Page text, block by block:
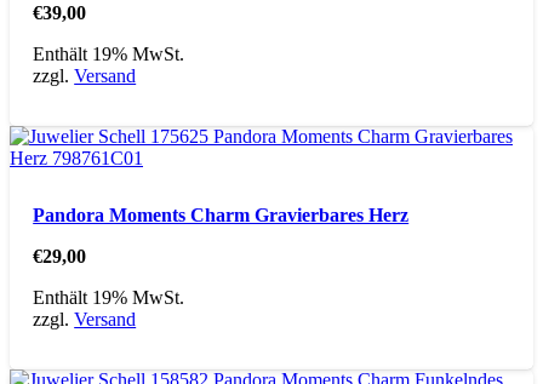
€39,00
Enthält 19% MwSt.
zzgl.Versand
Pandora Moments Charm Gravierbares Herz
€29,00
Enthält 19% MwSt.
zzgl.Versand